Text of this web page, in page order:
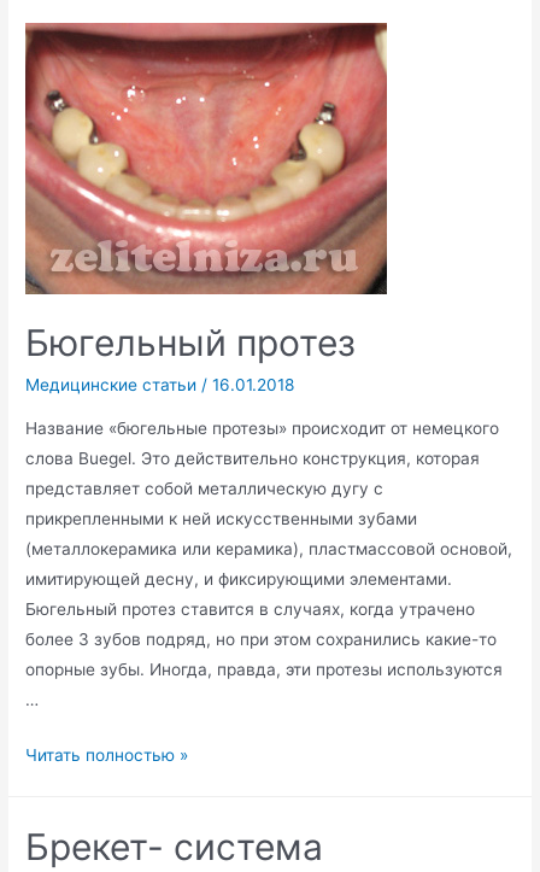
и
кому
его
нельзя
делать?
Бюгельный протез
Медицинские статьи /16.01.2018
Название «бюгельные протезы» происходит от немецкого
слова Buegel. Это действительно конструкция, которая
представляет собой металлическую дугу с
прикрепленными к ней искусственными зубами
(металлокерамика или керамика), пластмассовой основой,
имитирующей десну, и фиксирующими элементами.
Бюгельный протез ставится в случаях, когда утрачено
более 3 зубов подряд, но при этом сохранились какие-то
опорные зубы. Иногда, правда, эти протезы используются
…
Бюгельный
Читать полностью »
Брекет- система